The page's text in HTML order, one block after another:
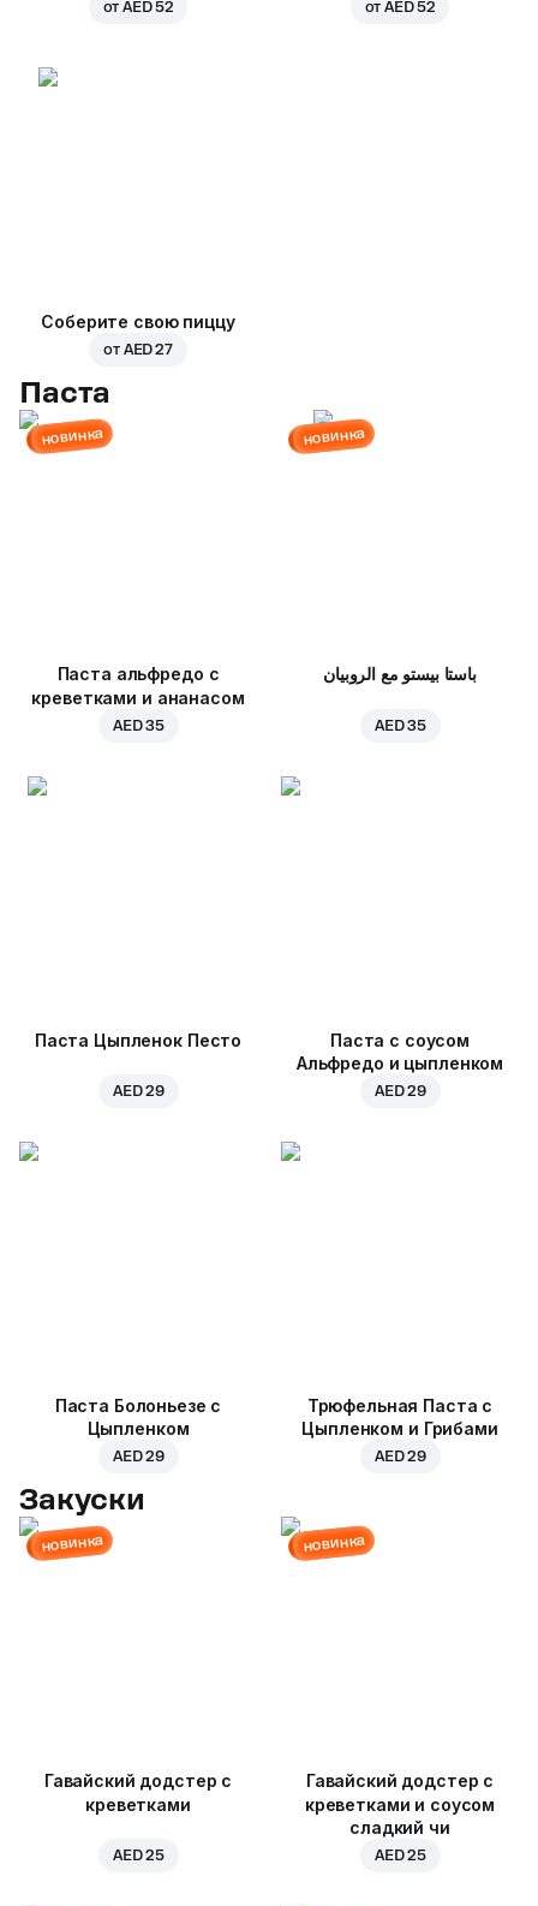
отAED 52 отAED 52
Соберите свою пиццу
от AED 27
Паста
новинка
Паста альфредо с
креветками и ананасом
AED 35
новинка
باستا بيستو مع الروبيان
AED 35
Паста Цыпленок Песто
AED 29
Паста с соусом
Альфредо и цыпленком
AED 29
Паста Болоньезе с
Цыпленком
AED 29
Трюфельная Паста с
Цыпленком и Грибами
AED 29
Закуски
новинка
Гавайский додстер с
креветками
AED 25
новинка
Гавайский додстер с
креветками и соусом
сладкий чи
AED 25